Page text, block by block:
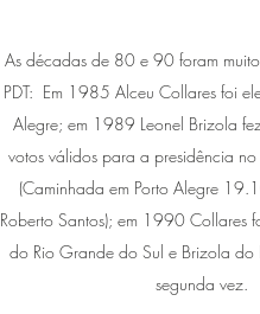
As décadas de 80 e 90 foram
PDT:  Em 1985 Alceu Collares foi
Alegre; em 1989 Leonel Brizola
votos válidos para a presidência
(Caminhada em Porto Alegre
Roberto Santos); em 1990 Collares
do Rio Grande do Sul e Brizola do
segunda vez.